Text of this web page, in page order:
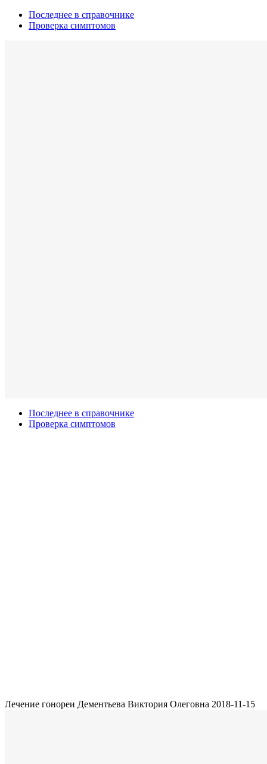
Последнее в справочнике
Проверка симптомов
Последнее в справочнике
Проверка симптомов
Лечение гонореи Дементьева Виктория Олеговна 2018-11-15